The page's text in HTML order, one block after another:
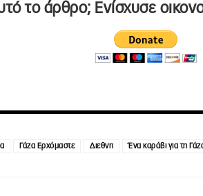
το άρθρο; Ενίσχυσε
Γάζα Ερχόμαστε Διεθνη Ένα καράβι για τη